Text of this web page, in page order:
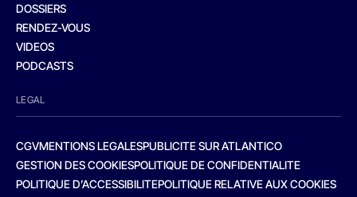
DOSSIERS
RENDEZ-VOUS
VIDEOS
PODCASTS
LEGAL
CGVMENTIONS LEGALESPUBLICITE SUR ATLANTICO
GESTION DES COOKIESPOLITIQUE DE CONFIDENTIALITE
POLITIQUE D’ACCESSIBILITEPOLITIQUE RELATIVE AUX COOKIES